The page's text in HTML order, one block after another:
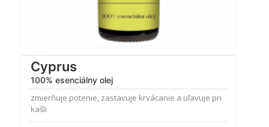
Cyprus
100% esenciálny olej
zmierňuje potenie, zastavuje krvácanie a uľavuje pri
kašli